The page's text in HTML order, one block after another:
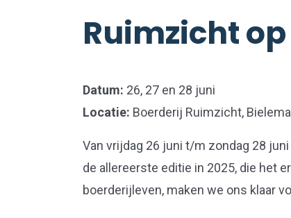
Ruimzicht
Datum: 26, 27 en 28 juni
Locatie: Boerderij Ruimzicht,
Van vrijdag 26 juni t/m zondag 28
de allereerste editie in 2025, die het
boerderijleven, maken we ons klaar